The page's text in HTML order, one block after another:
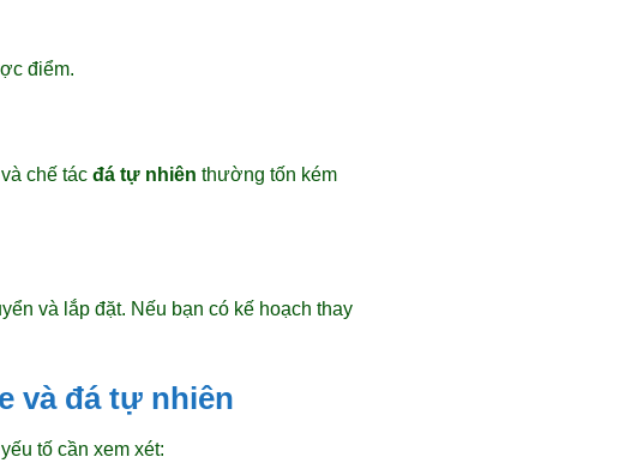
điểm.
chế tác đá tự nhiên thường tốn kém
và lắp đặt. Nếu bạn có kế hoạch thay
và đá tự nhiên
tố cần xem xét: